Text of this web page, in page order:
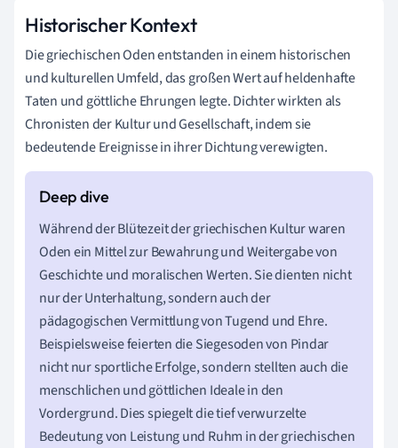
Historischer Kontext
Die griechischen Oden entstanden in einem historischen
und kulturellen Umfeld, das großen Wert auf heldenhafte
Taten und göttliche Ehrungen legte. Dichter wirkten als
Chronisten der Kultur und Gesellschaft, indem sie
bedeutende Ereignisse in ihrer Dichtung verewigten.
Während der Blütezeit der griechischen Kultur waren
Oden ein Mittel zur Bewahrung und Weitergabe von
Geschichte und moralischen Werten. Sie dienten nicht
nur der Unterhaltung, sondern auch der
pädagogischen Vermittlung von Tugend und Ehre.
Beispielsweise feierten die Siegesoden von Pindar
nicht nur sportliche Erfolge, sondern stellten auch die
menschlichen und göttlichen Ideale in den
Vordergrund. Dies spiegelt die tief verwurzelte
Bedeutung von Leistung und Ruhm in der griechischen